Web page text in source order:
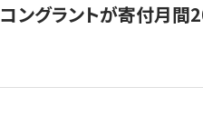
コングラントが寄付月間